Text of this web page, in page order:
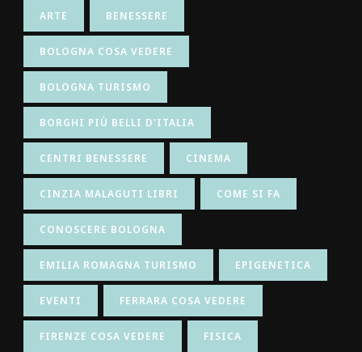
ARTE BENESSERE
BOLOGNA COSA VEDERE
BOLOGNA TURISMO
BORGHI PIÙ BELLI D'ITALIA
CENTRI BENESSERE CINEMA
CINZIA MALAGUTI LIBRI COME SI FA
CONOSCERE BOLOGNA
EMILIA ROMAGNA TURISMO EPIGENETICA
EVENTI FERRARA COSA VEDERE
FIRENZE COSA VEDERE FISICA